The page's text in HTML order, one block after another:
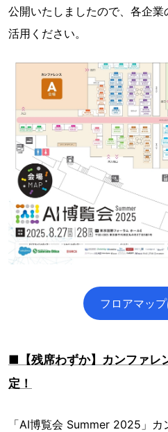
公開いたしましたので、各企
活用ください。
フロアマッ
■【残席わずか】カンファレ
定！
「AI博覧会 Summer 2025」